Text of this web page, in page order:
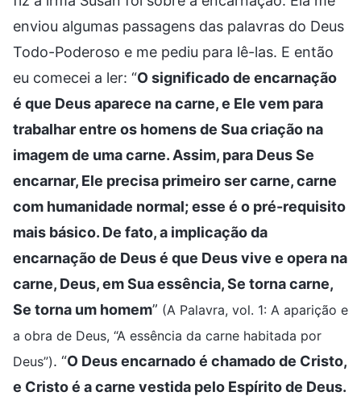
enviou algumas passagens das palavras do Deus
Todo-Poderoso e me pediu para lê-las. E então
eu comecei a ler: “O significado de encarnação
é que Deus aparece na carne, e Ele vem para
trabalhar entre os homens de Sua criação na
imagem de uma carne. Assim, para Deus Se
encarnar, Ele precisa primeiro ser carne, carne
com humanidade normal; esse é o pré-requisito
mais básico. De fato, a implicação da
encarnação de Deus é que Deus vive e opera na
carne, Deus, em Sua essência, Se torna carne,
Se torna um homem” (A Palavra, vol. 1: A aparição e
a obra de Deus, “A essência da carne habitada por
Deus”). “O Deus encarnado é chamado de Cristo,
e Cristo é a carne vestida pelo Espírito de Deus.